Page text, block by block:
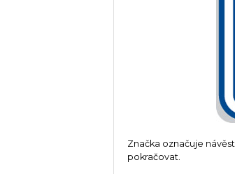
Značka označuje
pokračovat.